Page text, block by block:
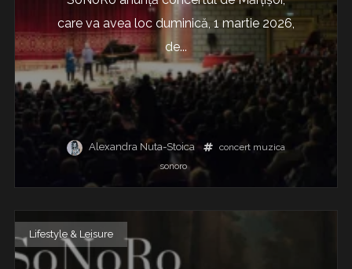
care va avea loc duminică, 1 martie 2026,
de...
Alexandra Nuta-Stoica concert muzica
sonoro
Lifestyle & Leisure